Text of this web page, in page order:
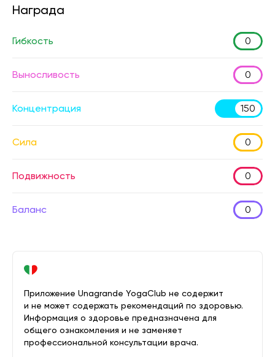
Награда
Гибкость 0
Выносливость 0
Концентрация 150
Сила 0
Подвижность 0
Баланс 0
Приложение Unagrande YogaClub не содержит
и не может содержать рекомендаций по здоровью.
Информация о здоровье предназначена для
общего ознакомления и не заменяет
профессиональной консультации врача.